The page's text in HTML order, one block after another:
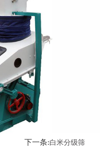
下一条:白米分级筛